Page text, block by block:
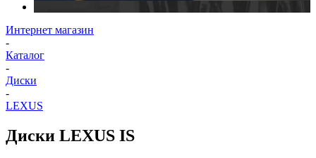
Интернет магазин
-
Каталог
-
Диски
-
LEXUS
Диски LEXUS IS